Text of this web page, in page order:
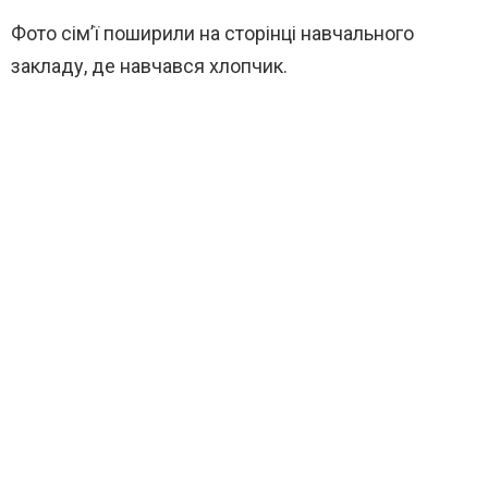
Фото сімʼї поширили на сторінці навчального
закладу, де навчався хлопчик.